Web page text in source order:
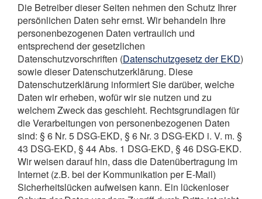
Die Betreiber dieser Seiten nehmen den Schutz Ihrer
persönlichen Daten sehr ernst. Wir behandeln Ihre
personenbezogenen Daten vertraulich und
entsprechend der gesetzlichen
Datenschutzvorschriften (Datenschutzgesetz der EKD)
sowie dieser Datenschutzerklärung. Diese
Datenschutzerklärung informiert Sie darüber, welche
Daten wir erheben, wofür wir sie nutzen und zu
welchem Zweck das geschieht. Rechtsgrundlagen für
die Verarbeitungen von personenbezogenen Daten
sind: § 6 Nr. 5 DSG-EKD, § 6 Nr. 3 DSG-EKD i. V. m. §
43 DSG-EKD, § 44 Abs. 1 DSG-EKD, § 46 DSG-EKD.
Wir weisen darauf hin, dass die Datenübertragung im
Internet (z.B. bei der Kommunikation per E-Mail)
Sicherheitslücken aufweisen kann. Ein lückenloser